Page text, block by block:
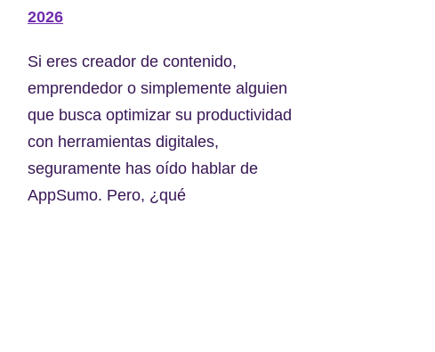
2026
Si eres creador de contenido,
emprendedor o simplemente alguien
que busca optimizar su productividad
con herramientas digitales,
seguramente has oído hablar de
AppSumo. Pero, ¿qué